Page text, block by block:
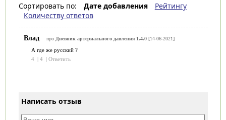
Сортировать по: Дате добавления
Рейтингу
Количеству ответов
Влад про Дневник артериального давления 1.4.0[14-06-2021]
А где же русский ?
4 | 4 | Ответить
Написать отзыв